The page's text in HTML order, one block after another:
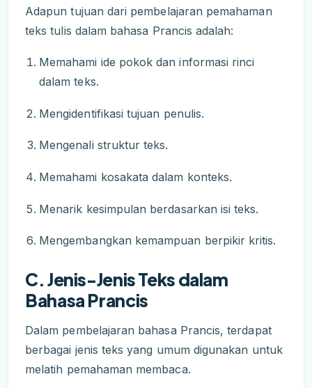
Adapun tujuan dari pembelajaran pemahaman
teks tulis dalam bahasa Prancis adalah:
Memahami ide pokok dan informasi rinci
dalam teks.
Mengidentifikasi tujuan penulis.
Mengenali struktur teks.
Memahami kosakata dalam konteks.
Menarik kesimpulan berdasarkan isi teks.
Mengembangkan kemampuan berpikir kritis.
C. Jenis-Jenis Teks dalam
Bahasa Prancis
Dalam pembelajaran bahasa Prancis, terdapat
berbagai jenis teks yang umum digunakan untuk
melatih pemahaman membaca.